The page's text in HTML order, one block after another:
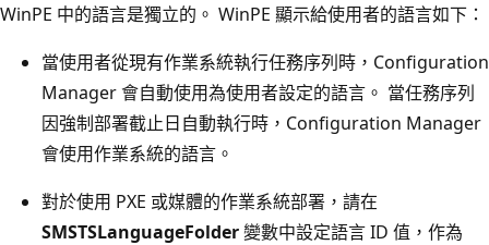
WinPE 中的語言是獨立的。 WinPE 顯示給使用者的語言如下：
當使用者從現有作業系統執行任務序列時，Configuration
Manager 會自動使用為使用者設定的語言。 當任務序列
因強制部署截止日自動執行時，Configuration Manager
會使用作業系統的語言。
對於使用 PXE 或媒體的作業系統部署，請在
SMSTSLanguageFolder變數中設定語言 ID 值，作為